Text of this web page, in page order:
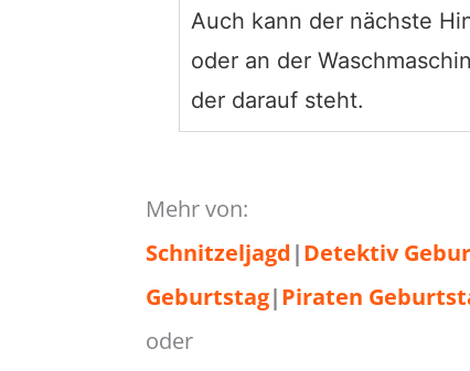
Auch kann der nächste
oder an der
der darauf steht.
Mehr von:
Schnitzeljagd|Detektiv
Geburtstag|Piraten
oder